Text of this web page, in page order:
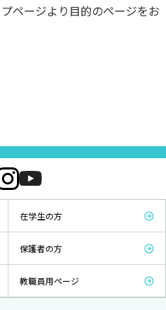
ページより目的のページをお
在学生の方
保護者の方
教職員用ページ